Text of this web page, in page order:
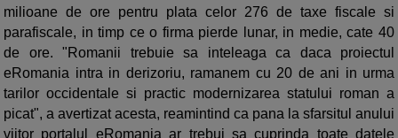
milioane de ore pentru plata celor 276 de taxe fiscale si
parafiscale, in timp ce o firma pierde lunar, in medie, cate 40
de ore. "Romanii trebuie sa inteleaga ca daca proiectul
eRomania intra in derizoriu, ramanem cu 20 de ani in urma
tarilor occidentale si practic modernizarea statului roman a
picat", a avertizat acesta, reamintind ca pana la sfarsitul anului
viitor portalul eRomania ar trebui sa cuprinda toate datele